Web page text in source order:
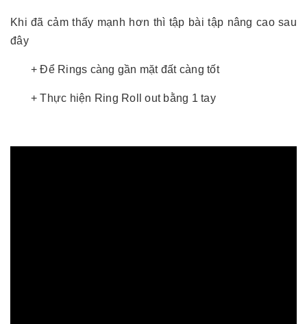
Khi đã cảm thấy mạnh hơn thì tập bài tập nâng cao sau
đây
+ Để Rings càng gần mặt đất càng tốt
+ Thực hiện Ring Roll out bằng 1 tay